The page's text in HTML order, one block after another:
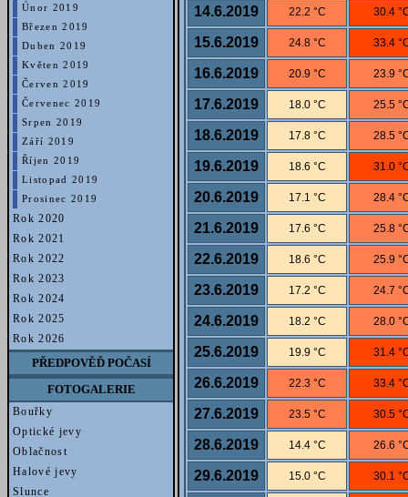
Únor 2019
Březen 2019
Duben 2019
Květen 2019
Červen 2019
Červenec 2019
Srpen 2019
Září 2019
Říjen 2019
Listopad 2019
Prosinec 2019
Rok 2020
Rok 2021
Rok 2022
Rok 2023
Rok 2024
Rok 2025
Rok 2026
PŘEDPOVĚĎ POČASÍ
FOTOGALERIE
Bouřky
Optické jevy
Oblačnost
Halové jevy
Slunce
14.6.2019 22.2 °C 30.4
15.6.2019 24.8 °C 33.4
16.6.2019 20.9 °C 23.9
17.6.2019 18.0 °C 25.5
18.6.2019 17.8 °C 28.5
19.6.2019 18.6 °C 31.0
20.6.2019 17.1 °C 28.4
21.6.2019 17.6 °C 25.8
22.6.2019 18.6 °C 25.9
23.6.2019 17.2 °C 24.7
24.6.2019 18.2 °C 28.0
25.6.2019 19.9 °C 31.4
26.6.2019 22.3 °C 33.4
27.6.2019 23.5 °C 30.5
28.6.2019 14.4 °C 26.6
29.6.2019 15.0 °C 30.1